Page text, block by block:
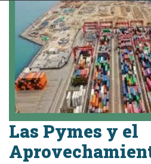
Las Pymes y el